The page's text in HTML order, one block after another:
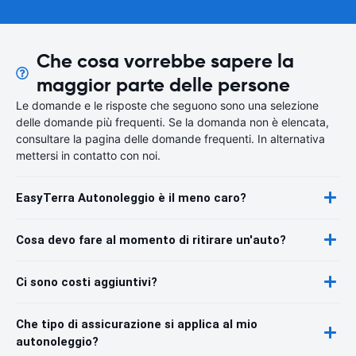
Che cosa vorrebbe sapere la
maggior parte delle persone
Le domande e le risposte che seguono sono una selezione
delle domande più frequenti. Se la domanda non è elencata,
consultare la pagina delle domande frequenti. In alternativa
mettersi in contatto con noi.
EasyTerra Autonoleggio è il meno caro?
Cosa devo fare al momento di ritirare un'auto?
Ci sono costi aggiuntivi?
Che tipo di assicurazione si applica al mio
autonoleggio?